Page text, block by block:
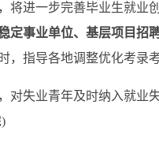
进一步完善毕业生就业创
定事业单位、基层项目招
，指导各地调整优化考录
失业青年及时纳入就业失